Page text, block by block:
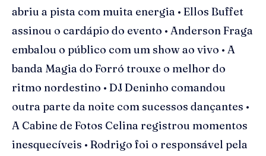
abriu a pista com muita energia • Ellos Buffet
assinou o cardápio do evento • Anderson Fraga
embalou o público com um show ao vivo • A
banda Magia do Forró trouxe o melhor do
ritmo nordestino • DJ Deninho comandou
outra parte da noite com sucessos dançantes •
A Cabine de Fotos Celina registrou momentos
inesquecíveis • Rodrigo foi o responsável pela